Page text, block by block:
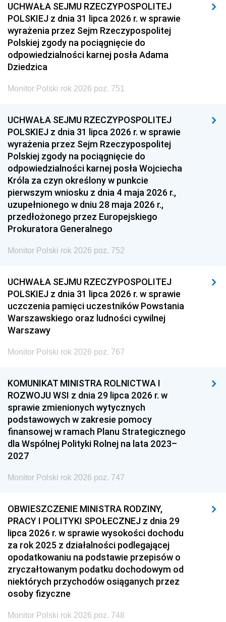
UCHWAŁA SEJMU RZECZYPOSPOLITEJ
POLSKIEJ z dnia 31 lipca 2026 r. w sprawie
wyrażenia przez Sejm Rzeczypospolitej
Polskiej zgody na pociągnięcie do
odpowiedzialności karnej posła Adama
Dziedzica
Monitor Polski rok 2026 poz. 751
UCHWAŁA SEJMU RZECZYPOSPOLITEJ
POLSKIEJ z dnia 31 lipca 2026 r. w sprawie
wyrażenia przez Sejm Rzeczypospolitej
Polskiej zgody na pociągnięcie do
odpowiedzialności karnej posła Wojciecha
Króla za czyn określony w punkcie
pierwszym wniosku z dnia 4 maja 2026 r.,
uzupełnionego w dniu 28 maja 2026 r.,
przedłożonego przez Europejskiego
Prokuratora Generalnego
Monitor Polski rok 2026 poz. 752
UCHWAŁA SEJMU RZECZYPOSPOLITEJ
POLSKIEJ z dnia 31 lipca 2026 r. w sprawie
uczczenia pamięci uczestników Powstania
Warszawskiego oraz ludności cywilnej
Warszawy
Monitor Polski rok 2026 poz. 767
KOMUNIKAT MINISTRA ROLNICTWA I
ROZWOJU WSI z dnia 29 lipca 2026 r. w
sprawie zmienionych wytycznych
podstawowych w zakresie pomocy
finansowej w ramach Planu Strategicznego
dla Wspólnej Polityki Rolnej na lata 2023–
2027
Monitor Polski rok 2026 poz. 747
OBWIESZCZENIE MINISTRA RODZINY,
PRACY I POLITYKI SPOŁECZNEJ z dnia 29
lipca 2026 r. w sprawie wysokości dochodu
za rok 2025 z działalności podlegającej
opodatkowaniu na podstawie przepisów o
zryczałtowanym podatku dochodowym od
niektórych przychodów osiąganych przez
osoby fizyczne
Monitor Polski rok 2026 poz. 748